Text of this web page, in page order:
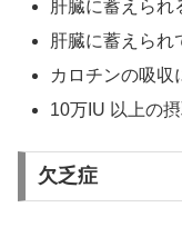
肝臓に蓄えられ
肝臓に蓄えられ
カロチンの吸収
10万IU 以上の
欠乏症